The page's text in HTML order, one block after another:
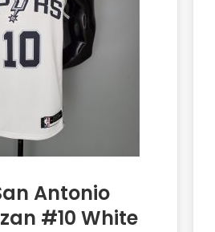
Antonio
#10 White